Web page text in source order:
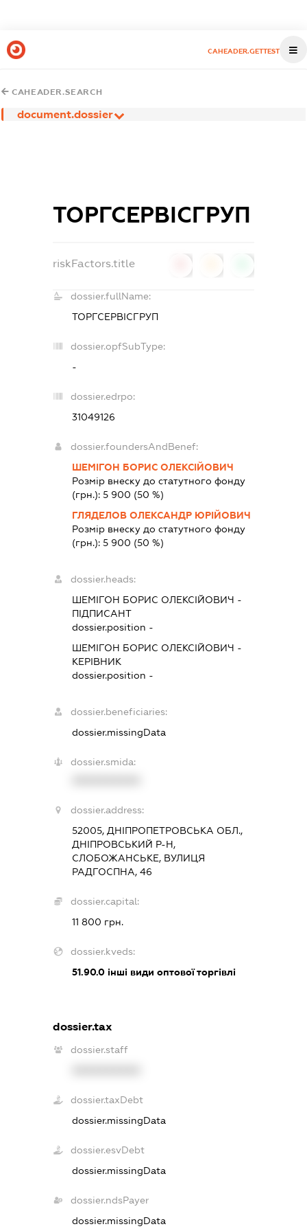
CAHEADER.GETTEST
CAHEADER.SEARCH
document.dossier
ТОРГСЕРВІСГРУП
riskFactors.title
dossier.fullName:
ТОРГСЕРВІСГРУП
dossier.opfSubType:
-
dossier.edrpo:
31049126
dossier.foundersAndBenef:
ШЕМІГОН БОРИС ОЛЕКСІЙОВИЧ
Розмір внеску до статутного фонду
(грн.):5 900 (50 %)
ГЛЯДЕЛОВ ОЛЕКСАНДР ЮРІЙОВИЧ
Розмір внеску до статутного фонду
(грн.):5 900 (50 %)
dossier.heads:
ШЕМІГОН БОРИС ОЛЕКСІЙОВИЧ -
ПІДПИСАНТ
dossier.position -
ШЕМІГОН БОРИС ОЛЕКСІЙОВИЧ -
КЕРІВНИК
dossier.position -
dossier.beneficiaries:
dossier.missingData
dossier.smida:
dossier.address:
52005, ДНІПРОПЕТРОВСЬКА ОБЛ.,
ДНІПРОВСЬКИЙ Р-Н,
СЛОБОЖАНСЬКЕ, ВУЛИЦЯ
РАДГОСПНА, 46
dossier.capital:
11 800 грн.
dossier.kveds:
51.90.0 інші види оптової торгівлі
dossier.tax
dossier.staff
dossier.taxDebt
dossier.missingData
dossier.esvDebt
dossier.missingData
dossier.ndsPayer
dossier.missingData